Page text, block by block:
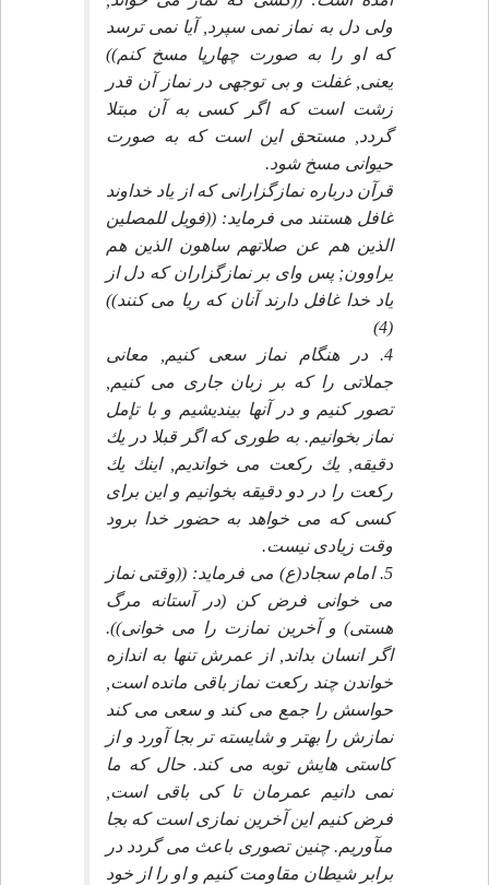
ولى دل به نماز نمى سپرد, آيا نمى ترسد
كه او را به صورت چهارپا مسخ كنم))
يعنى, غفلت و بى توجهى در نماز آن قدر
زشت است كه اگر كسى به آن مبتلا
گردد, مستحق اين است كه به صورت
حيوانى مسخ شود.
قرآن درباره نمازگزارانى كه از ياد خداوند
غافل هستند مى فرمايد: ((فويل للمصلين
الذين هم عن صلاتهم ساهون الذين هم
يراوون; پس واى بر نمازگزاران كه دل از
ياد خدا غافل دارند آنان كه ريا مى كنند))
(4)
4. در هنگام نماز سعى كنيم, معانى
جملاتى را كه بر زبان جارى مى كنيم,
تصور كنيم و در آنها بينديشيم و با تإمل
نماز بخوانيم. به طورى كه اگر قبلا در يك
دقيقه, يك ركعت مى خوانديم, اينك يك
ركعت را در دو دقيقه بخوانيم و اين براى
كسى كه مى خواهد به حضور خدا برود
وقت زيادى نيست.
5. امام سجاد(ع) مى فرمايد: ((وقتى نماز
مى خوانى فرض كن (در آستانه مرگ
هستى) و آخرين نمازت را مى خوانى)).
اگر انسان بداند, از عمرش تنها به اندازه
خواندن چند ركعت نماز باقى مانده است,
حواسش را جمع مى كند و سعى مى كند
نمازش را بهتر و شايسته تر بجا آورد و از
كاستى هايش توبه مى كند. حال كه ما
نمى دانيم عمرمان تا كى باقى است,
فرض كنيم اين آخرين نمازى است كه بجا
مىآوريم. چنين تصورى باعث مى گردد در
برابر شيطان مقاومت كنيم و او را از خود